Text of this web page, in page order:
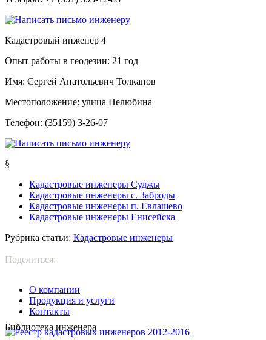
Кадастровый инженер 4
Опыт работы в геодезии: 21 год
Имя: Сергей Анатольевич Толканов
Местоположение: улица Нелюбина
Телефон: (35159) 3-26-07
§
Кадастровые инженеры Суджы
Кадастровые инженеры с. Заброды
Кадастровые инженеры п. Евлашево
Кадастровые инженеры Енисейска
Рубрика статьи: Кадастровые инженеры
Поделиться:
О компании
Продукция и услуги
Контакты
Библиотека инженера